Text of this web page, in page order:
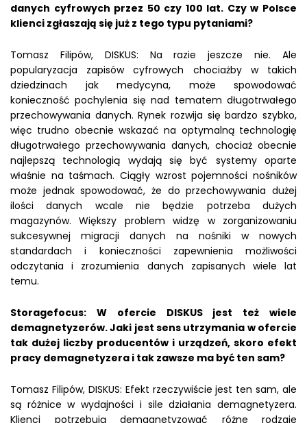
danych cyfrowych przez 50 czy 100 lat. Czy w Polsce
klienci zgłaszają się już z tego typu pytaniami?
Tomasz Filipów, DISKUS: Na razie jeszcze nie. Ale
popularyzacja zapisów cyfrowych chociażby w takich
dziedzinach jak medycyna, może spowodować
konieczność pochylenia się nad tematem długotrwałego
przechowywania danych. Rynek rozwija się bardzo szybko,
więc trudno obecnie wskazać na optymalną technologię
długotrwałego przechowywania danych, chociaż obecnie
najlepszą technologią wydają się być systemy oparte
właśnie na taśmach. Ciągły wzrost pojemności nośników
może jednak spowodować, że do przechowywania dużej
ilości danych wcale nie będzie potrzeba dużych
magazynów. Większy problem widzę w zorganizowaniu
sukcesywnej migracji danych na nośniki w nowych
standardach i konieczności zapewnienia możliwości
odczytania i zrozumienia danych zapisanych wiele lat
temu.
Storagefocus: W ofercie DISKUS jest też wiele
demagnetyzerów. Jaki jest sens utrzymania w ofercie
tak dużej liczby producentów i urządzeń, skoro efekt
pracy demagnetyzera i tak zawsze ma być ten sam?
Tomasz Filipów, DISKUS: Efekt rzeczywiście jest ten sam, ale
są różnice w wydajności i sile działania demagnetyzera.
Klienci potrzebują demagnetyzować różne rodzaje